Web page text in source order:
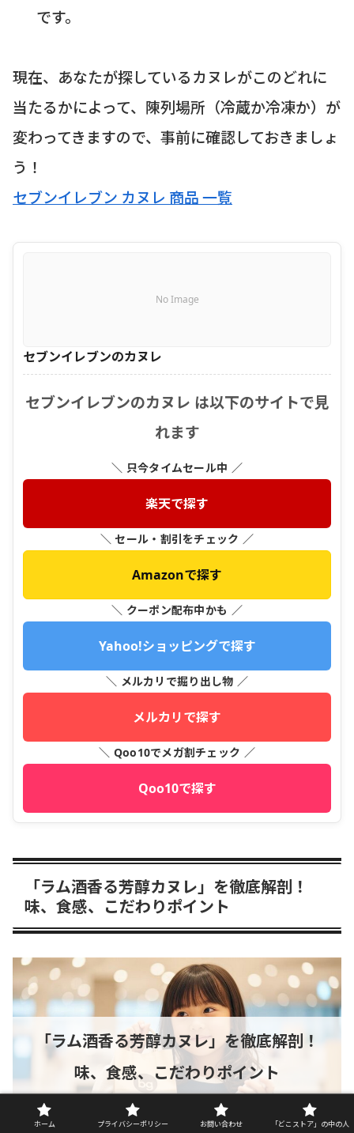
です。
現在、あなたが探しているカヌレがこのどれに
当たるかによって、陳列場所（冷蔵か冷凍か）が
変わってきますので、事前に確認しておきましょ
う！
セブンイレブン カヌレ 商品 一覧
No Image
セブンイレブンのカヌレ
セブンイレブンのカヌレ は以下のサイトで見
れます
＼ 只今タイムセール中 ／
楽天で探す
＼ セール・割引をチェック ／
Amazonで探す
＼ クーポン配布中かも ／
Yahoo!ショッピングで探す
＼ メルカリで掘り出し物 ／
メルカリで探す
＼ Qoo10でメガ割チェック ／
Qoo10で探す
「ラム酒香る芳醇カヌレ」を徹底解剖！
味、食感、こだわりポイント
「ラム酒香る芳醇カヌレ」を徹底解剖！
味、食感、こだわりポイント
ホーム プライバシーポリシー お問い合わせ 「どこストア」の中の人